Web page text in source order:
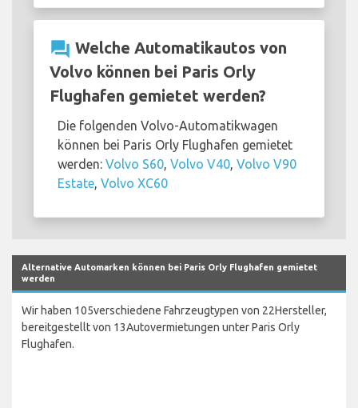
question_answer Welche Automatikautos von
Volvo können bei Paris Orly
Flughafen gemietet werden?
Die folgenden Volvo-Automatikwagen
können bei Paris Orly Flughafen gemietet
werden: Volvo S60, Volvo V40, Volvo V90
Estate, Volvo XC60
Alternative Automarken können bei Paris Orly Flughafen gemietet
werden
Wir haben 105verschiedene Fahrzeugtypen von 22Hersteller,
bereitgestellt von 13Autovermietungen unter Paris Orly
Flughafen.